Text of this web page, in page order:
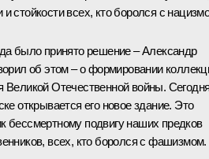
стойкости всех, кто боролся с
было принято решение – Александр
об этом – о формировании
Великой Отечественной войны.
открывается его новое здание. Это
бессмертному подвигу наших предков
всех, кто боролся с фашизмом.